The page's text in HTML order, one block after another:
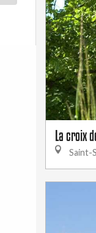
La croix
Saint-